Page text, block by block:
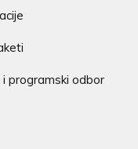
i programski odbor